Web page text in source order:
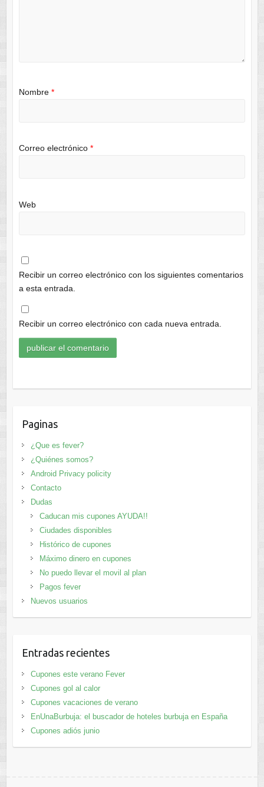
Nombre *
Correo electrónico *
Web
Recibir un correo electrónico con los siguientes comentarios
a esta entrada.
Recibir un correo electrónico con cada nueva entrada.
Paginas
¿Que es fever?
¿Quiénes somos?
Android Privacy policity
Contacto
Dudas
Caducan mis cupones AYUDA!!
Ciudades disponibles
Histórico de cupones
Máximo dinero en cupones
No puedo llevar el movil al plan
Pagos fever
Nuevos usuarios
Entradas recientes
Cupones este verano Fever
Cupones gol al calor
Cupones vacaciones de verano
EnUnaBurbuja: el buscador de hoteles burbuja en España
Cupones adiós junio